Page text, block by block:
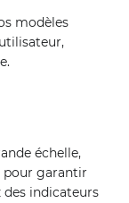
modèles
échelle,
pour garantir
des indicateurs